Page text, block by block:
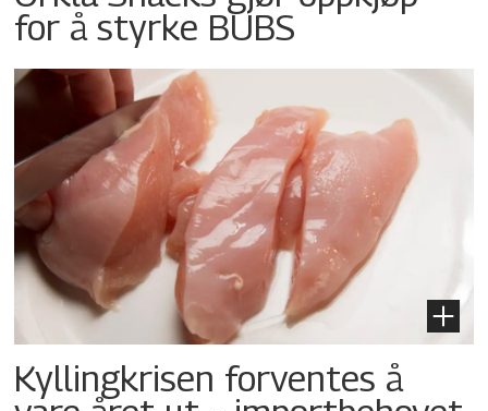
for å styrke BUBS
Kyllingkrisen forventes å